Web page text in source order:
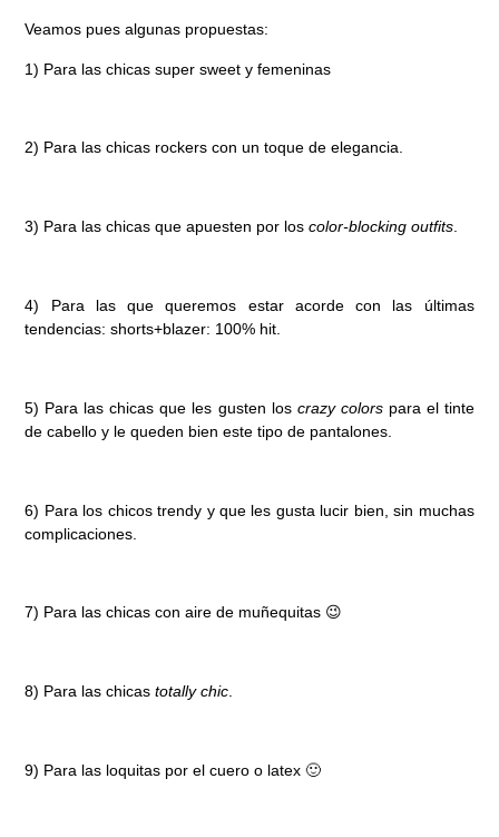
Veamos pues algunas propuestas:
1) Para las chicas super sweet y femeninas
2) Para las chicas rockers con un toque de elegancia.
3) Para las chicas que apuesten por loscolor-blocking outfits
4) Para las que queremos estar acorde con las últimas
tendencias: shorts+blazer: 100% hit.
5) Para las chicas que les gusten loscrazy colorspara el tinte
de cabello y le queden bien este tipo de pantalones.
6) Para los chicos trendy y que les gusta lucir bien, sin muchas
complicaciones.
7) Para las chicas con aire de muñequitas 😉
8) Para las chicas totally chic
9) Para las loquitas por el cuero o latex 🙂